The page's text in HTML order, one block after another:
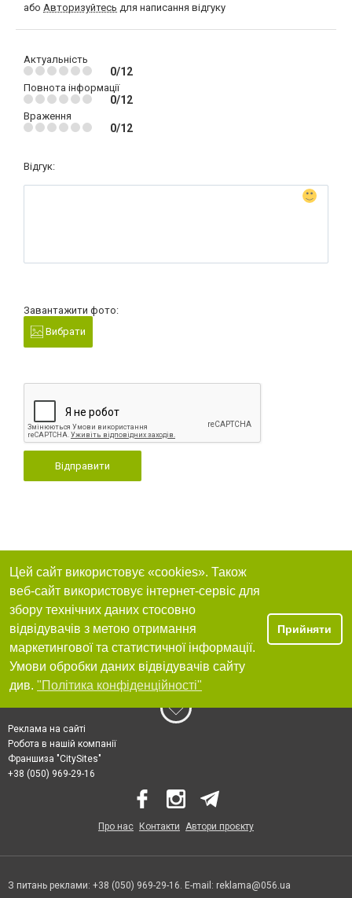
або Авторизуйтесь для написання відгуку
Актуальність
0/12
Повнота інформації
0/12
Враження
0/12
Відгук:
Завантажити фото:
Вибрати
Відправити
Цей сайт використовує «cookies». Також
веб-сайт використовує інтернет-сервіс для
збору технічних даних стосовно
відвідувачів з метою отримання
маркетингової та статистичної інформації.
Умови обробки даних відвідувачів сайту
див. "Політика конфіденційності"
Прийняти
Реклама на сайті
Робота в нашій компанії
Франшиза "CitySites"
+38 (050) 969-29-16
Про нас Контакти Автори проєкту
З питань реклами: +38 (050) 969-29-16. E-mail: reklama@056.ua